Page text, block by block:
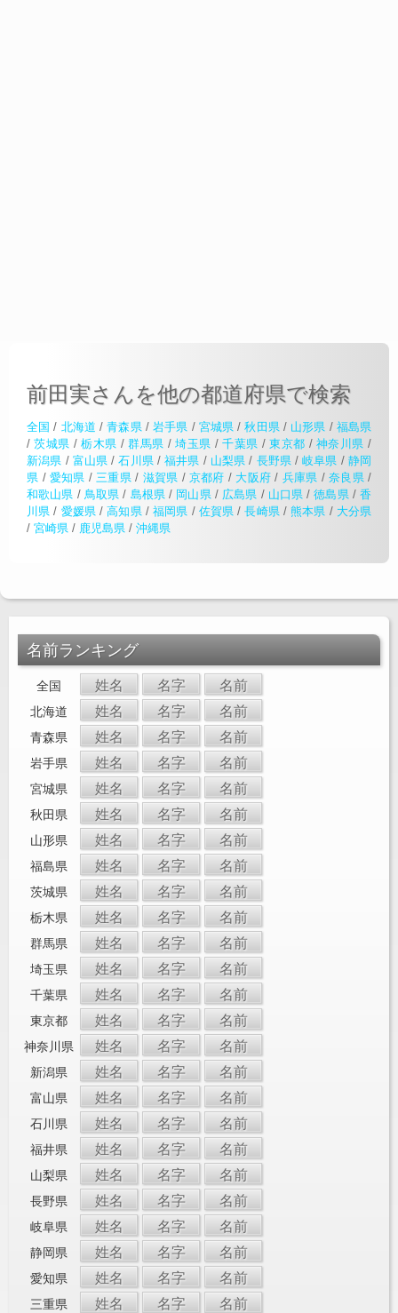
前田実さんを他の都道府県で検索
全国 / 北海道 /青森県/ 岩手県 / 宮城県 /秋田県/ 山形県 / 福島県
/茨城県 /栃木県 /群馬県 /埼玉県 /千葉県 /東京都 /神奈川県 /
新潟県 / 富山県 /石川県/福井県 / 山梨県 / 長野県/岐阜県 / 静岡
県 / 愛知県 /三重県 / 滋賀県 / 京都府 / 大阪府 / 兵庫県 / 奈良県/
和歌山県 / 鳥取県 / 島根県/ 岡山県/ 広島県 / 山口県 /徳島県/香
川県 / 愛媛県/高知県/ 福岡県 / 佐賀県 /長崎県/熊本県 / 大分県
/ 宮崎県 / 鹿児島県 / 沖縄県
名前ランキング
全国 姓名 名字 名前
北海道 姓名 名字 名前
青森県 姓名 名字 名前
岩手県 姓名 名字 名前
宮城県 姓名 名字 名前
秋田県 姓名 名字 名前
山形県 姓名 名字 名前
福島県 姓名 名字 名前
茨城県 姓名 名字 名前
栃木県 姓名 名字 名前
群馬県 姓名 名字 名前
埼玉県 姓名 名字 名前
千葉県 姓名 名字 名前
東京都 姓名 名字 名前
神奈川県 姓名 名字 名前
新潟県 姓名 名字 名前
富山県 姓名 名字 名前
石川県 姓名 名字 名前
福井県 姓名 名字 名前
山梨県 姓名 名字 名前
長野県 姓名 名字 名前
岐阜県 姓名 名字 名前
静岡県 姓名 名字 名前
愛知県 姓名 名字 名前
三重県 姓名 名字 名前